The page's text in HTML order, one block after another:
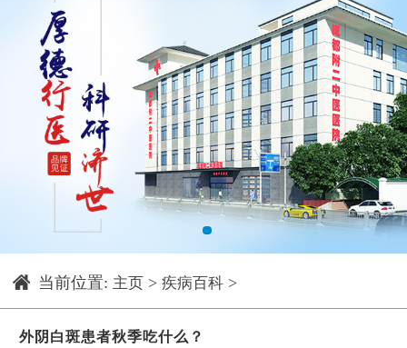
1
当前位置: 主页 > 疾病百科 >
外阴白斑患者秋季吃什么？